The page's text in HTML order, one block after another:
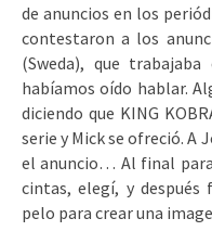
de anuncios en los
contestaron a los
(Sweda), que
habíamos oído hablar.
diciendo que KING
serie y Mick se ofreció. A
el anuncio… Al final
cintas, elegí, y después
pelo para crear una